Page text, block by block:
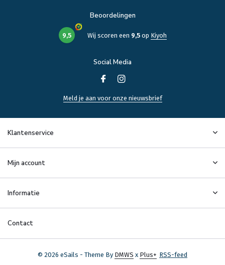
Beoordelingen
9,5 Wij scoren een 9,5op Kiyoh
Social Media
Meld je aan voor onze nieuwsbrief
Klantenservice
Mijn account
Informatie
Contact
© 2026 eSails - Theme By DMWS x Plus+ RSS-feed